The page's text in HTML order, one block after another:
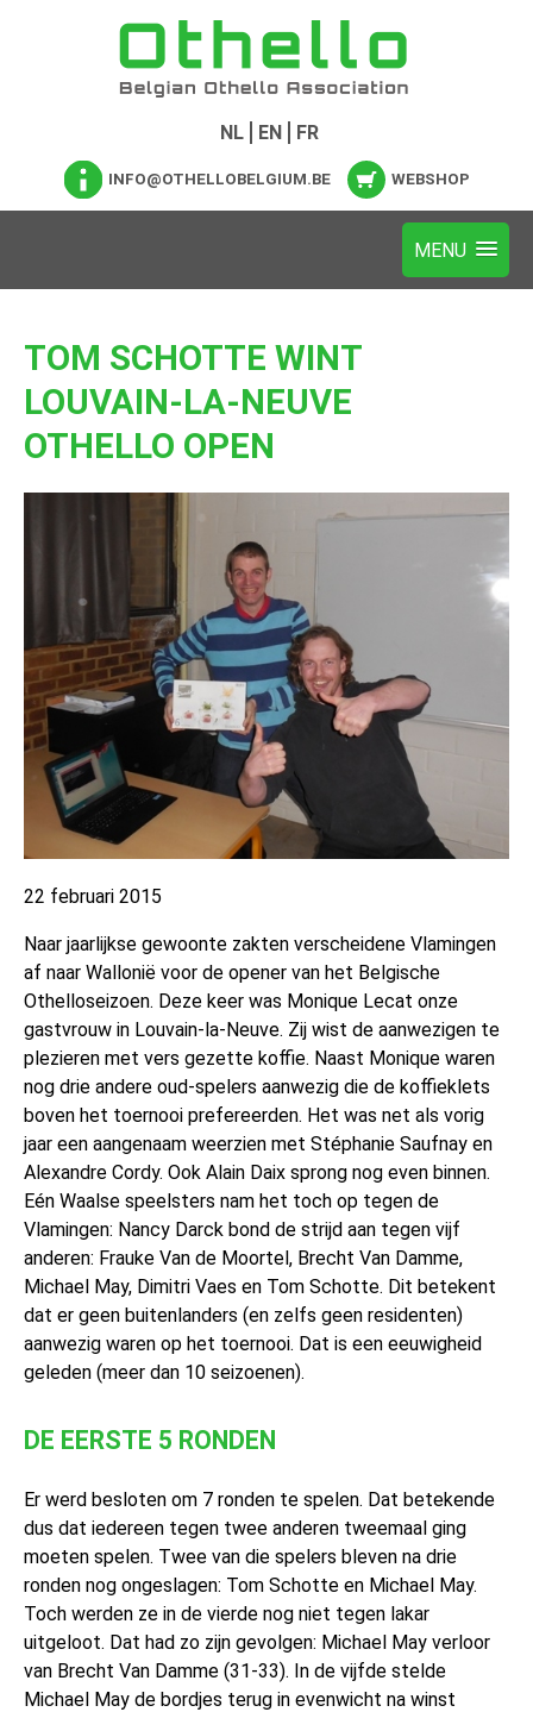
NL EN FR
INFO@OTHELLOBELGIUM.BE WEBSHOP
TOM SCHOTTE WINT
LOUVAIN-LA-NEUVE
OTHELLO OPEN
22 februari 2015
Naar jaarlijkse gewoonte zakten verscheidene Vlamingen
af naar Wallonië voor de opener van het Belgische
Othelloseizoen. Deze keer was Monique Lecat onze
gastvrouw in Louvain-la-Neuve. Zij wist de aanwezigen te
plezieren met vers gezette koffie. Naast Monique waren
nog drie andere oud-spelers aanwezig die de koffieklets
boven het toernooi prefereerden. Het was net als vorig
jaar een aangenaam weerzien met Stéphanie Saufnay en
Alexandre Cordy. Ook Alain Daix sprong nog even binnen.
Eén Waalse speelsters nam het toch op tegen de
Vlamingen: Nancy Darck bond de strijd aan tegen vijf
anderen: Frauke Van de Moortel, Brecht Van Damme,
Michael May, Dimitri Vaes en Tom Schotte. Dit betekent
dat er geen buitenlanders (en zelfs geen residenten)
aanwezig waren op het toernooi. Dat is een eeuwigheid
geleden (meer dan 10 seizoenen).
DE EERSTE 5 RONDEN
Er werd besloten om 7 ronden te spelen. Dat betekende
dus dat iedereen tegen twee anderen tweemaal ging
moeten spelen. Twee van die spelers bleven na drie
ronden nog ongeslagen: Tom Schotte en Michael May.
Toch werden ze in de vierde nog niet tegen lakar
uitgeloot. Dat had zo zijn gevolgen: Michael May verloor
van Brecht Van Damme (31-33). In de vijfde stelde
Michael May de bordjes terug in evenwicht na winst